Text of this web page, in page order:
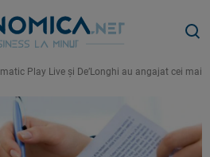
Play Live şi De’Longhi au angajat cei